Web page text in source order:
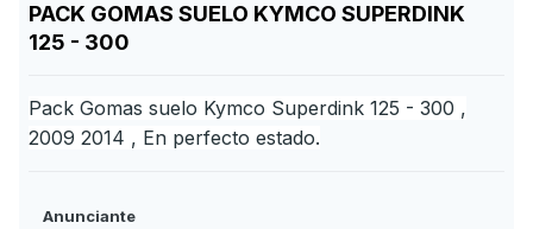
PACK GOMAS SUELO KYMCO SUPERDINK
125 - 300
Pack Gomas suelo Kymco Superdink 125 - 300 ,
2009 2014 , En perfecto estado.
Anunciante